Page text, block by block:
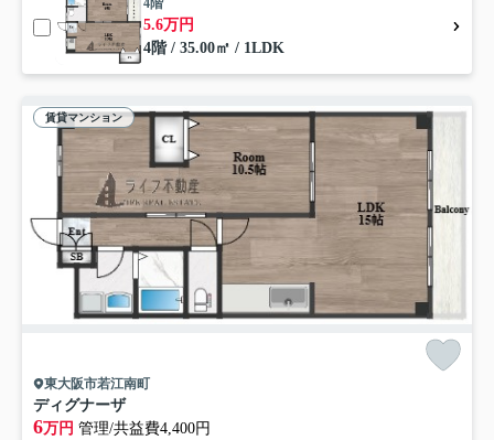
4階
5.6万円
4階 / 35.00㎡ / 1LDK
賃貸マンション
東大阪市若江南町
ディグナーザ
6万円 管理/共益費4,400円